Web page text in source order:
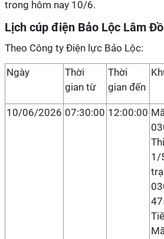
trong hôm nay 10/6.
Lịch cúp điện Bảo Lộc Lâm
Theo Công ty Điện lực Bảo Lộc:
Ngày
Thời
gian từ
Thời
gian đến
10/06/2026 07:30:00 12:00:00
1/